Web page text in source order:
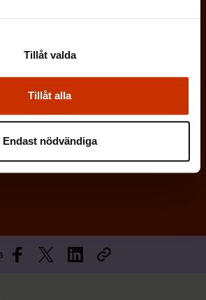
Tillåt alla
Tillåt valda
Endast nödvändiga
s